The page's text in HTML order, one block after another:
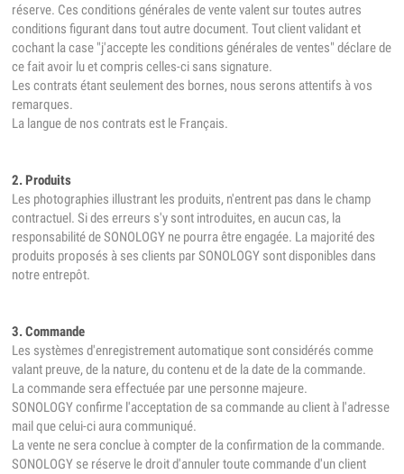
réserve. Ces conditions générales de vente valent sur toutes autres
conditions figurant dans tout autre document. Tout client validant et
cochant la case "j'accepte les conditions générales de ventes" déclare de
ce fait avoir lu et compris celles-ci sans signature.
Les contrats étant seulement des bornes, nous serons attentifs à vos
remarques.
La langue de nos contrats est le Français.
2. Produits
Les photographies illustrant les produits, n'entrent pas dans le champ
contractuel. Si des erreurs s'y sont introduites, en aucun cas, la
responsabilité de SONOLOGY ne pourra être engagée. La majorité des
produits proposés à ses clients par SONOLOGY sont disponibles dans
notre entrepôt.
3. Commande
Les systèmes d'enregistrement automatique sont considérés comme
valant preuve, de la nature, du contenu et de la date de la commande.
La commande sera effectuée par une personne majeure.
SONOLOGY confirme l'acceptation de sa commande au client à l'adresse
mail que celui-ci aura communiqué.
La vente ne sera conclue à compter de la confirmation de la commande.
SONOLOGY se réserve le droit d'annuler toute commande d'un client